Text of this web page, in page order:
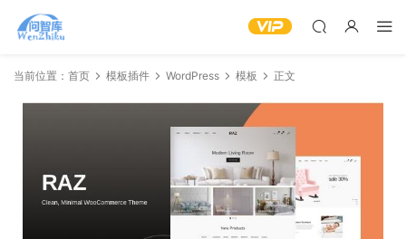
当前位置： 首页 模板插件 WordPress 模板 正文